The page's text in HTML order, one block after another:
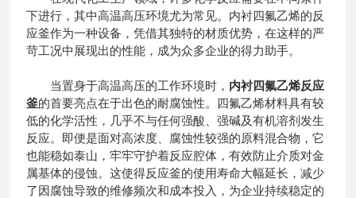
下进行，其中高温高压环境尤为常见。内衬四氟乙烯的反
应釜作为一种设备，凭借其独特的材质优势，在这样的严
苛工况中展现出的性能，成为众多企业的得力助手。
当置身于高温高压的工作环境时， 内衬四氟乙烯反应
釜的首要亮点在于出色的耐腐蚀性。四氟乙烯材料具有较
低的化学活性，几乎不与任何强酸、强碱及有机溶剂发生
反应。即便是面对高浓度、腐蚀性较强的原料混合物，它
也能稳如泰山，牢牢守护着反应腔体，有效防止介质对金
属基体的侵蚀。这使得反应釜的使用寿命大幅延长，减少
了因腐蚀导致的维修频次和成本投入，为企业持续稳定的